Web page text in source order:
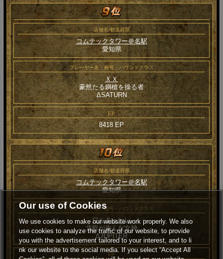
店舗名/都道府県
コムテックタワー＠名駅
愛知県
プレーヤー名・称号・ハウンドクラス
ＸＸ
豪然たる鋼槍を操る者
ΔSATURN
EP
8418 EP
店舗名/都道府県
コムテックタワー＠名駅
愛知県
プレーヤー名・称号・ハウンドクラス
ワルキューレ
北欧が生んだ女神
ΔJUPITER
EP
Our use of Cookies
We use cookies to make our website work properly. We also
use cookies to analyze the traffic of our website, to provide
you with the advertisement tailored to your interest, and to li
nk our website to the social media. If you select “Accept All